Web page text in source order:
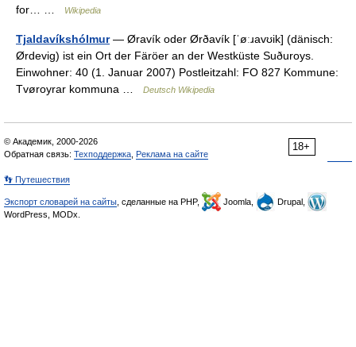
for… …
Wikipedia
Tjaldavíkshólmur— Øravík oder Ørðavík [ˈøːɹavʊik] (dänisch:
Ørdevig) ist ein Ort der Färöer an der Westküste Suðuroys.
Einwohner: 40 (1. Januar 2007) Postleitzahl: FO 827 Kommune:
Tvøroyrar kommuna …
Deutsch Wikipedia
18+
© Академик, 2000-2026
Обратная связь: Техподдержка Реклама на сайте
👣 Путешествия
Экспорт словарей на сайты , сделанные на PHP, Joomla,
Drupal,
WordPress, MODx.